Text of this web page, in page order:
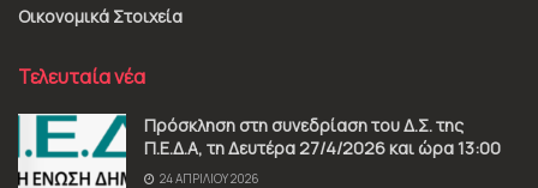
Οικονομικά Στοιχεία
Τελευταία νέα
Πρόσκληση στη συνεδρίαση του Δ.Σ. της
Π.Ε.Δ.Α, τη Δευτέρα 27/4/2026 και ώρα 13:00
24 ΑΠΡΙΛΊΟΥ 2026